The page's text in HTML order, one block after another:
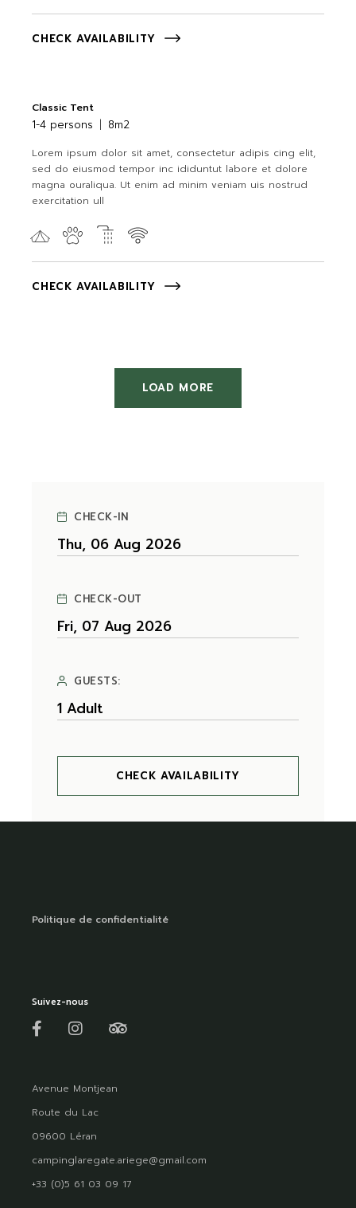
CHECK AVAILABILITY
Classic Tent
1-4 persons 8m2
Lorem ipsum dolor sit amet, consectetur adipis cing elit,
sed do eiusmod tempor inc ididuntut labore et dolore
magna ouraliqua. Ut enim ad minim veniam uis nostrud
exercitation ull
CHECK AVAILABILITY
LOAD MORE
CHECK-IN
CHECK-OUT
GUESTS:
CHECK AVAILABILITY
Politique de confidentialité
Suivez-nous
Avenue Montjean
Route du Lac
09600 Léran
campinglaregate.ariege@gmail.com
+33 (0)5 61 03 09 17